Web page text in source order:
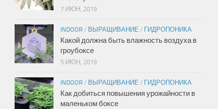
Фильмы
Юмор
7 ИЮН, 2019
INDOOR / ВЫРАЩИВАНИЕ / ГИДРОПОНИКА
Какой должна быть влажность воздуха в
гроубоксе
5 ИЮН, 2019
INDOOR / ВЫРАЩИВАНИЕ / ГИДРОПОНИКА
Как добиться повышения урожайности в
маленьком боксе